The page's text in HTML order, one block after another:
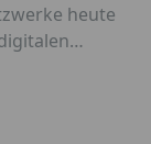
heute
Eines